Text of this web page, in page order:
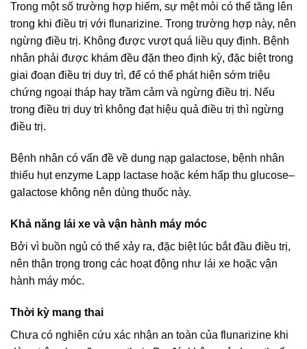
Trong một số trường hợp hiếm, sự mệt mỏi có thể tăng lên
trong khi điều trị với flunarizine. Trong trường hợp này, nên
ngừng điều trị. Không được vượt quá liều quy định. Bệnh
nhân phải được khám đều đặn theo định kỳ, đặc biệt trong
giai đoạn điều trị duy trì, để có thể phát hiện sớm triệu
chứng ngoại tháp hay trầm cảm và ngừng điều trị. Nếu
trong điều trị duy trì không đạt hiệu quả điều trị thì ngừng
điều trị.
Bệnh nhân có vấn đề về dung nạp galactose, bệnh nhân
thiếu hụt enzyme Lapp lactase hoặc kém hấp thu glucose–
galactose không nên dùng thuốc này.
Khả năng lái xe và vận hành máy móc
Bởi vì buồn ngủ có thể xảy ra, đặc biệt lúc bắt đầu điều trị,
nên thận trọng trong các hoạt động như lái xe hoặc vận
hành máy móc.
Thời kỳ mang thai
Chưa có nghiên cứu xác nhận an toàn của flunarizine khi